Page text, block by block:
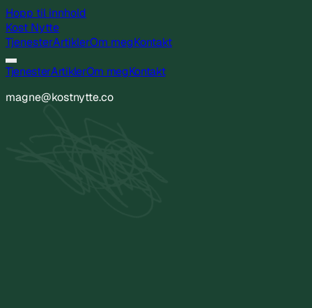
Hopp til innhold
Kost Nytte
TjenesterArtiklerOm megKontakt
TjenesterArtiklerOm megKontakt
magne@kostnytte.co